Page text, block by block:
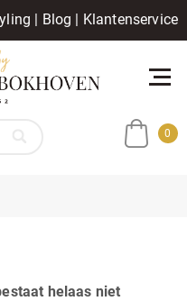
| Blog | Klantenservice
0
helaas niet